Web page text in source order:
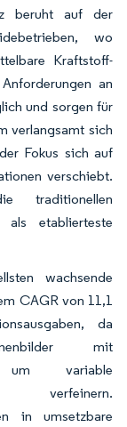
beruht auf der
wo
Kraftstoff-
an
und sorgen für
verlangsamt sich
Fokus sich auf
verschiebt.
traditionellen
etablierteste
wachsende
CAGR von 11,1
da
mit
um variable
verfeinern.
in umsetzbare